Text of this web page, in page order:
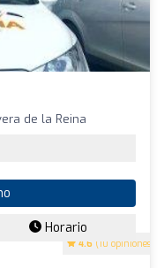
4.6 (10 opiniones)
de la Reina
Horario